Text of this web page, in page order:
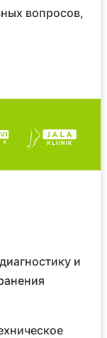
вопросов,
и